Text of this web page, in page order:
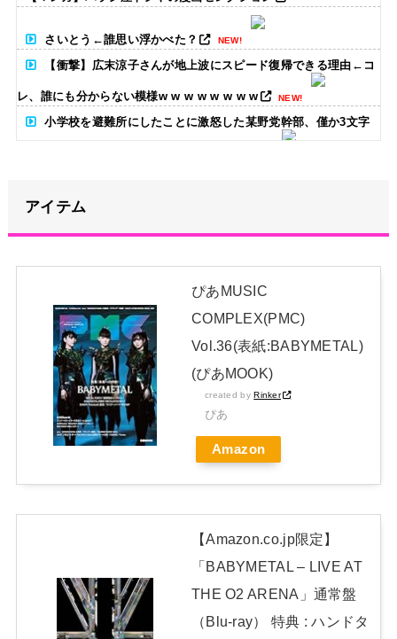
さいとう←誰思い浮かべた？ NEW!
【衝撃】広末涼子さんが地上波にスピード復帰できる理由←コ
レ、誰にも分からない模様w w w w w w w w NEW!
小学校を避難所にしたことに激怒した某野党幹部、僅か3文字
NEW!
カープ秋山、2度目の海外FA権取得！｢それくらいの年齢までや
ってこられた｣ NEW!
メタルバンドが日本から死滅した理由ってなに？
日本独自企画・限定生産盤「METAL FORTH (DELUXE
JAPAN EDITION)」着弾
【BABYMETAL】METAL FORTH DELUXE JAPAN EDITION
開封レビュー!
アイテム
ぴあMUSIC
COMPLEX(PMC)
Vol.36(表紙:BABYMETAL)
(ぴあMOOK)
created byRinker
ぴあ
Amazon
【Amazon.co.jp限定】
「BABYMETAL – LIVE AT
THE O2 ARENA」通常盤
（Blu-ray） 特典 : ハンドタ